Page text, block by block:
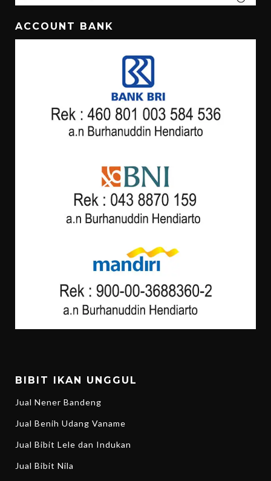
ACCOUNT BANK
BIBIT IKAN UNGGUL
Jual Nener Bandeng
Jual Benih Udang Vaname
Jual Bibit Lele dan Indukan
Jual Bibit Nila